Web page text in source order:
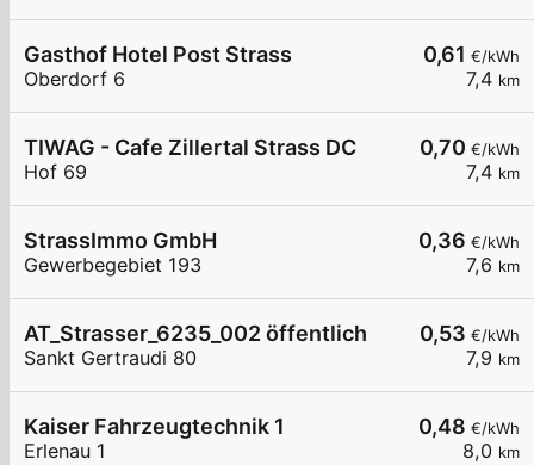
0,61 €/kWh
7,4 km
Gasthof Hotel Post Strass
Oberdorf 6
0,70 €/kWh
7,4 km
TIWAG - Cafe Zillertal Strass DC
Hof 69
0,36 €/kWh
7,6 km
StrassImmo GmbH
Gewerbegebiet 193
0,53 €/kWh
7,9 km
AT_Strasser_6235_002 öffentlich
Sankt Gertraudi 80
0,48 €/kWh
8,0 km
Kaiser Fahrzeugtechnik 1
Erlenau 1